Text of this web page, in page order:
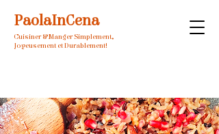
PaolaInCena
Cuisiner & Manger Simplement,
Joyeusement et Durablement!